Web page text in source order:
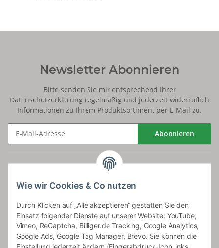
Wie wir Cookies & Co nutzen
Durch Klicken auf „Alle akzeptieren“ gestatten Sie den
Einsatz folgender Dienste auf unserer Website: YouTube,
Vimeo, ReCaptcha, Billiger.de Tracking, Google Analytics,
Google Ads, Google Tag Manager, Brevo. Sie können die
Newsletter Abonnieren
Bitte senden Sie mir entsprechend Ihrer
Datenschutzerklärung regelmäßig und jederzeit widerruflich
Informationen zu Ihrem Produktsortiment per E-Mail zu.
Abonnieren
Artikelinformationen